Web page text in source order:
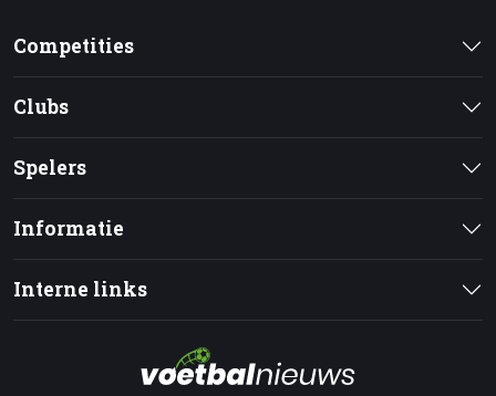
Competities
Clubs
Spelers
Informatie
Interne links